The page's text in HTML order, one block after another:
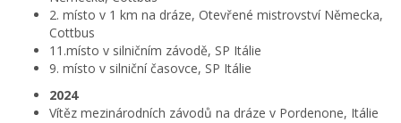
2. místo v 1 km na dráze, Otevřené mistrovství Německa,
Cottbus
11.místo v silničním závodě, SP Itálie
9. místo v silniční časovce, SP Itálie
2024
Vítěz mezinárodních závodů na dráze v Pordenone, Itálie